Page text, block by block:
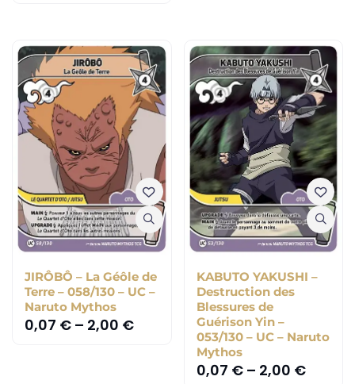
JIRÔBÔ – La Géôle de
Terre – 058/130 – UC –
Naruto Mythos
0,07 € – 2,00 €
KABUTO YAKUSHI –
Destruction des
Blessures de
Guérison Yin –
053/130 – UC – Naruto
Mythos
0,07 €– 2,00 €